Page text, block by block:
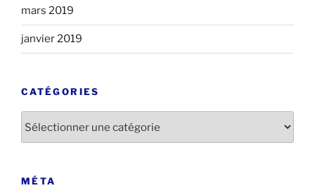
mars 2019
janvier 2019
CATÉGORIES
MÉTA